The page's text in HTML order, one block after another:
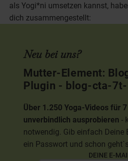
als Yogi*ni umsetzen kannst,
dich zusammengestellt:
Neu bei uns?
Mutter-Element:
Plugin - blog-cta-
Über 1.250 Yoga-Videos für
unverbindlich ausprobieren -
notwendig. Gib einfach Deine
ein Passwort und schon
DEINE E-